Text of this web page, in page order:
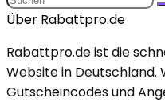
Über Rabattpro.de
Rabattpro.de ist die
Website in Deutschland.
Gutscheincodes und